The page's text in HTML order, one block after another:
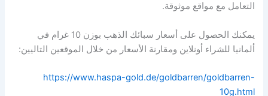
التعامل مع مواقع موثوقة.
يمكنك الحصول على أسعار سبائك الذهب بوزن 10 غرام في
ألمانيا للشراء أونلاين ومقارنة الأسعار من خلال الموقعين التاليين:
https://www.haspa-gold.de/goldbarren/goldbarren-
10g.html